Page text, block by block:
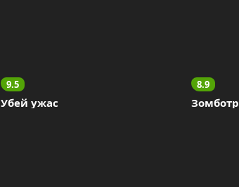
9.5
Убей ужас
8.9